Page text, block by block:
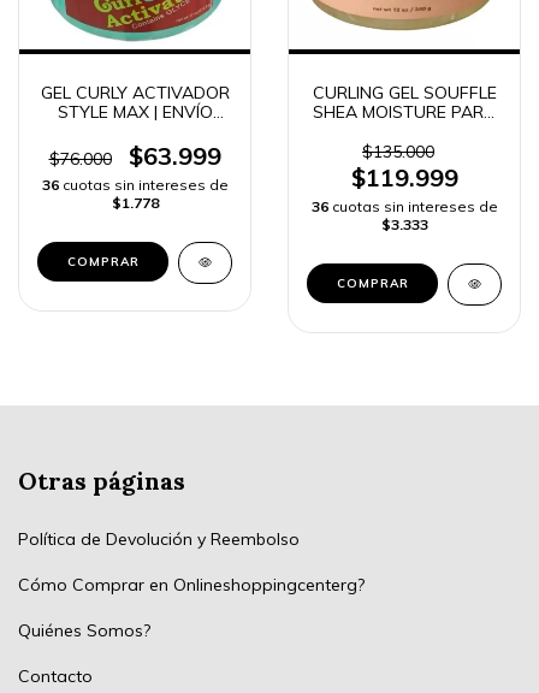
GEL CURLY ACTIVADOR
STYLE MAX | ENVÍO
$76.000
$63.999
36 cuotas sin intereses de
$1.778
CURLING GEL SOUFFLE
SHEA MOISTURE PARA
$135.000
$119.999
36 cuotas sin intereses de
$3.333
Otras páginas
Política de Devolución y Reembolso
Cómo Comprar en Onlineshoppingcenterg?
Quiénes Somos?
Contacto